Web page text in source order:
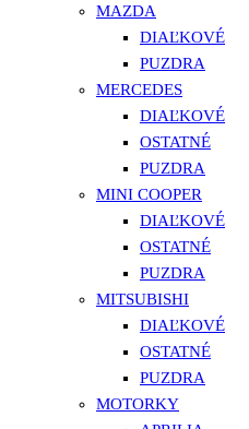
MAZDA
DIAĽKOVÉ
PUZDRA
MERCEDES
DIAĽKOVÉ
OSTATNÉ
PUZDRA
MINI COOPER
DIAĽKOVÉ
OSTATNÉ
PUZDRA
MITSUBISHI
DIAĽKOVÉ
OSTATNÉ
PUZDRA
MOTORKY